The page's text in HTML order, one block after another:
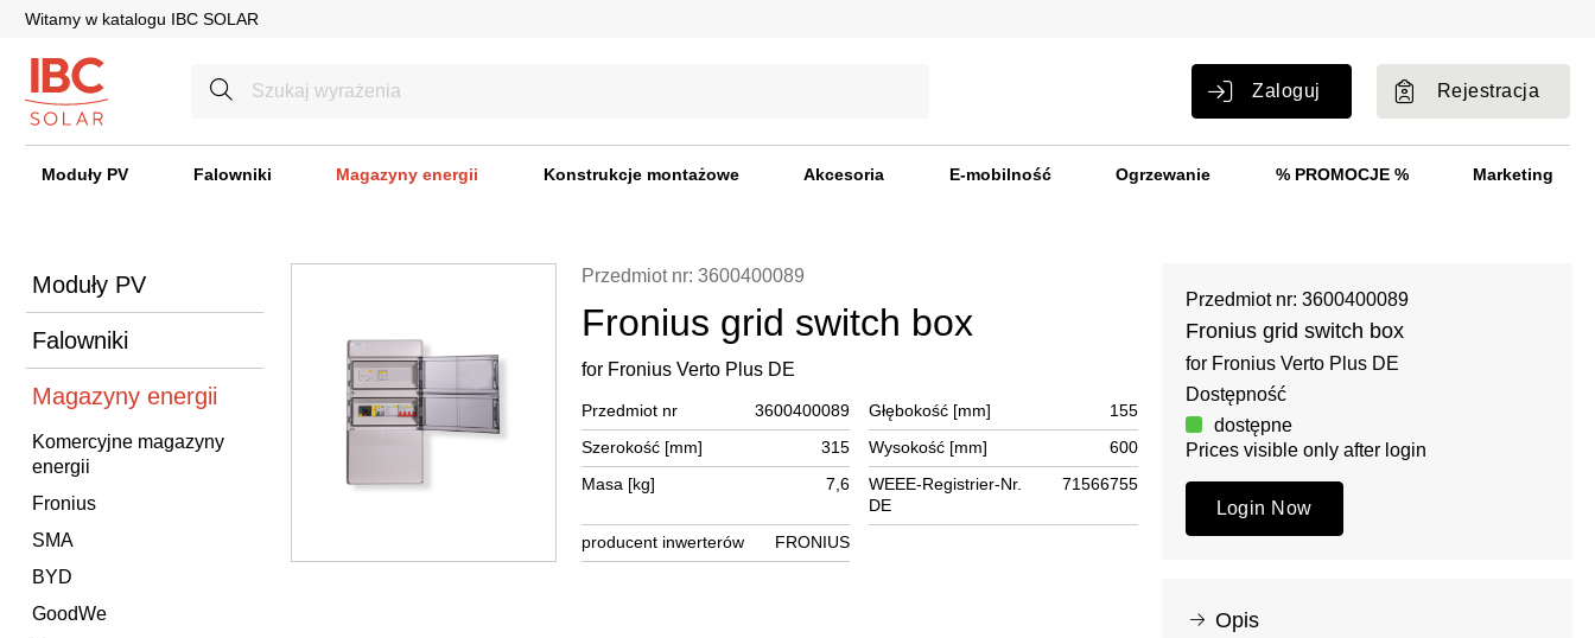
Witamy w katalogu IBC SOLAR
Zaloguj Rejestracja
Moduły PV Falowniki Magazyny energii Konstrukcje montażowe Akcesoria E-mobilność Ogrzewanie % PROMOCJE % Marketing
Moduły PV
Falowniki
Magazyny energii
Komercyjne magazyny
energii
Fronius
SMA
BYD
GoodWe
Przedmiot nr: 3600400089
Fronius grid switch box
for Fronius Verto Plus DE
Przedmiot nr 3600400089 Głębokość [mm]
155
Szerokość [mm]
315 Wysokość [mm]
600
Masa [kg]
7,6
WEEE-Registrier-Nr.
DE
71566755
producent inwerterów FRONIUS
Przedmiot nr: 3600400089
Fronius grid switch box
for Fronius Verto Plus DE
Dostępność
dostępne
Prices visible only after login
Login Now
Opis